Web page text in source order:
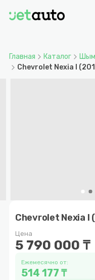
Главная Каталог
Chevrolet Nexia I
Chevrolet Nexia I
Цена
5 790 000 ₸
Ежемесячно от:
514 177 ₸